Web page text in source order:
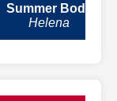
Summer Body
Helena